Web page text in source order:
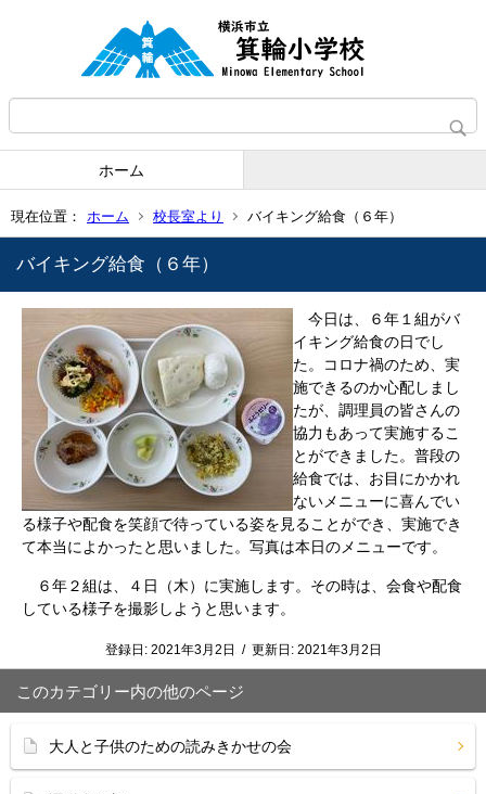
ホーム
現在位置： ホーム 校長室より バイキング給食（６年）
バイキング給食（６年）
今日は、６年１組がバ
イキング給食の日でし
た。コロナ禍のため、実
施できるのか心配しまし
たが、調理員の皆さんの
協力もあって実施するこ
とができました。普段の
給食では、お目にかかれ
ないメニューに喜んでい
る様子や配食を笑顔で待っている姿を見ることができ、実施でき
て本当によかったと思いました。写真は本日のメニューです。
６年２組は、４日（木）に実施します。その時は、会食や配食
している様子を撮影しようと思います。
登録日: 2021年3月2日 / 更新日: 2021年3月2日
このカテゴリー内の他のページ
大人と子供のための読みきかせの会